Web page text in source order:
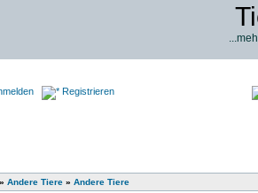
Registrieren
» Andere Tiere » Andere Tiere